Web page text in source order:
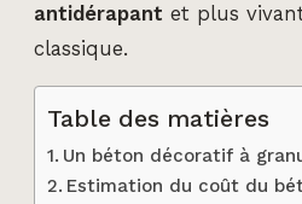
antidérapant et plus
classique.
Table des matières
Un béton décoratif à
Estimation du coût du